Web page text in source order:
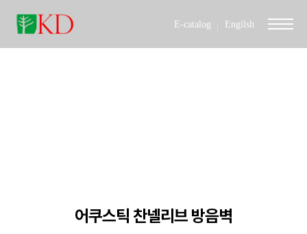
E-catalog Engilsh
어쿠스틱 찬넬리브 방음벽